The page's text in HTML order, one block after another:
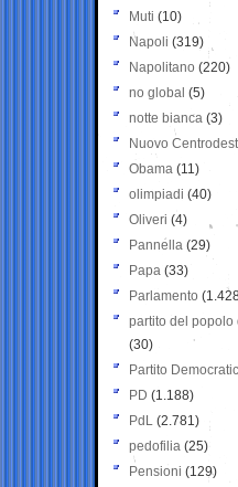
Muti (10)
Napoli (319)
Napolitano (220)
no global (5)
notte bianca (3)
Nuovo
Obama (11)
olimpiadi (40)
Oliveri (4)
Pannella (29)
Papa (33)
Parlamento
partito del popolo
(30)
Partito
PD (1.188)
PdL (2.781)
pedofilia (25)
Pensioni (129)